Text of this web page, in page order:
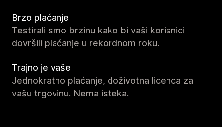
Brzo plaćanje
Testirali smo brzinu kako bi vaši korisnici
dovršili plaćanje u rekordnom roku.
Trajno je vaše
Jednokratno plaćanje, doživotna licenca za
vašu trgovinu. Nema isteka.